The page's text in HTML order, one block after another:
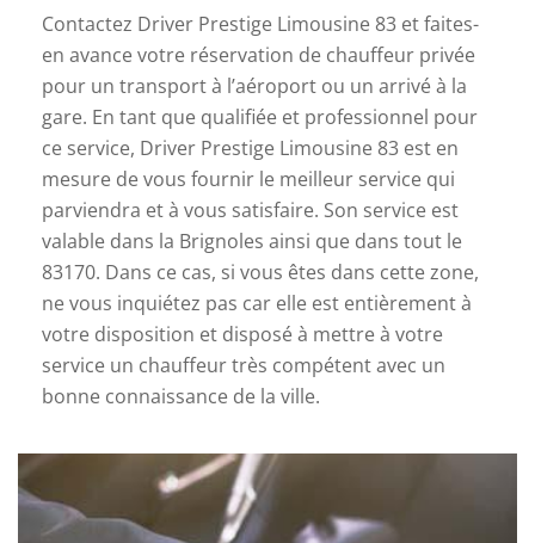
Contactez Driver Prestige Limousine 83 et faites-
en avance votre réservation de chauffeur privée
pour un transport à l’aéroport ou un arrivé à la
gare. En tant que qualifiée et professionnel pour
ce service, Driver Prestige Limousine 83 est en
mesure de vous fournir le meilleur service qui
parviendra et à vous satisfaire. Son service est
valable dans la Brignoles ainsi que dans tout le
83170. Dans ce cas, si vous êtes dans cette zone,
ne vous inquiétez pas car elle est entièrement à
votre disposition et disposé à mettre à votre
service un chauffeur très compétent avec un
bonne connaissance de la ville.